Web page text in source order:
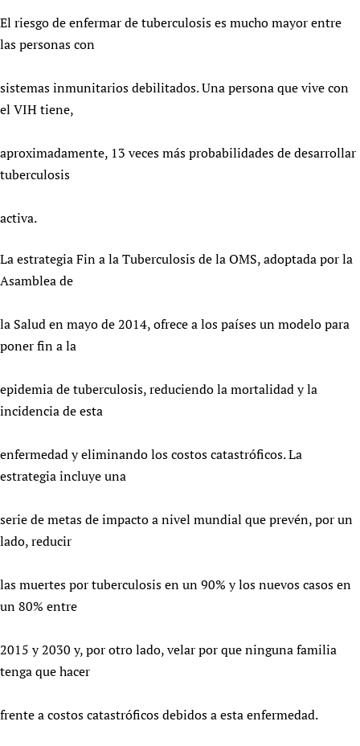
Newborn Care
El riesgo de enfermar de tuberculosis es mucho mayor entre
las personas con
sistemas inmunitarios debilitados. Una persona que vive con
el VIH tiene,
aproximadamente, 13 veces más probabilidades de desarrollar
tuberculosis
activa.
La estrategia Fin a la Tuberculosis de la OMS, adoptada por la
Asamblea de
la Salud en mayo de 2014, ofrece a los países un modelo para
poner fin a la
epidemia de tuberculosis, reduciendo la mortalidad y la
incidencia de esta
enfermedad y eliminando los costos catastróficos. La
estrategia incluye una
serie de metas de impacto a nivel mundial que prevén, por un
lado, reducir
las muertes por tuberculosis en un 90% y los nuevos casos en
un 80% entre
2015 y 2030 y, por otro lado, velar por que ninguna familia
tenga que hacer
frente a costos catastróficos debidos a esta enfermedad.